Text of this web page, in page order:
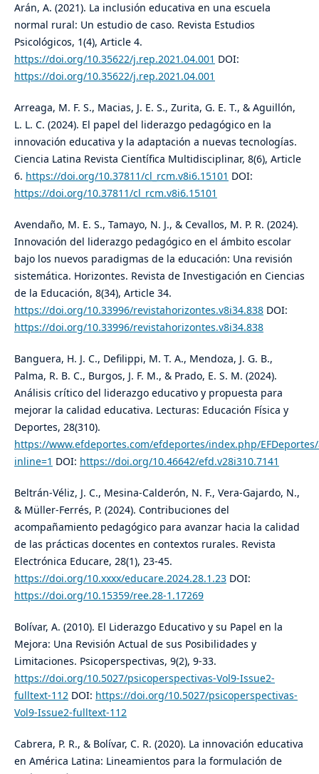
Arán, A. (2021). La inclusión educativa en una escuela
normal rural: Un estudio de caso. Revista Estudios
Psicológicos, 1(4), Article 4.
https://doi.org/10.35622/j.rep.2021.04.001 DOI:
https://doi.org/10.35622/j.rep.2021.04.001
Arreaga, M. F. S., Macias, J. E. S., Zurita, G. E. T., & Aguillón,
L. L. C. (2024). El papel del liderazgo pedagógico en la
innovación educativa y la adaptación a nuevas tecnologías.
Ciencia Latina Revista Científica Multidisciplinar, 8(6), Article
6. https://doi.org/10.37811/cl_rcm.v8i6.15101 DOI:
https://doi.org/10.37811/cl_rcm.v8i6.15101
Avendaño, M. E. S., Tamayo, N. J., & Cevallos, M. P. R. (2024).
Innovación del liderazgo pedagógico en el ámbito escolar
bajo los nuevos paradigmas de la educación: Una revisión
sistemática. Horizontes. Revista de Investigación en Ciencias
de la Educación, 8(34), Article 34.
https://doi.org/10.33996/revistahorizontes.v8i34.838DOI:
https://doi.org/10.33996/revistahorizontes.v8i34.838
Banguera, H. J. C., Defilippi, M. T. A., Mendoza, J. G. B.,
Palma, R. B. C., Burgos, J. F. M., & Prado, E. S. M. (2024).
Análisis crítico del liderazgo educativo y propuesta para
mejorar la calidad educativa. Lecturas: Educación Física y
Deportes, 28(310).
https://www.efdeportes.com/efdeportes/index.php/
inline=1 DOI: https://doi.org/10.46642/efd.v28i310.7141
Beltrán-Véliz, J. C., Mesina-Calderón, N. F., Vera-Gajardo, N.,
& Müller-Ferrés, P. (2024). Contribuciones del
acompañamiento pedagógico para avanzar hacia la calidad
de las prácticas docentes en contextos rurales. Revista
Electrónica Educare, 28(1), 23-45.
https://doi.org/10.xxxx/educare.2024.28.1.23DOI:
https://doi.org/10.15359/ree.28-1.17269
Bolívar, A. (2010). El Liderazgo Educativo y su Papel en la
Mejora: Una Revisión Actual de sus Posibilidades y
Limitaciones. Psicoperspectivas, 9(2), 9-33.
https://doi.org/10.5027/psicoperspectivas-Vol9-Issue2-
fulltext-112DOI: https://doi.org/10.5027/psicoperspectivas-
Vol9-Issue2-fulltext-112
Cabrera, P. R., & Bolívar, C. R. (2020). La innovación educativa
en América Latina: Lineamientos para la formulación de